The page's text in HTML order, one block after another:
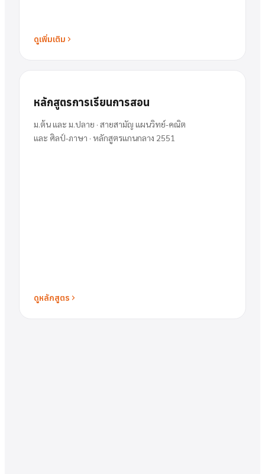
ดูเพิ่มเติม
หลักสูตรการเรียนการสอน
ม.ต้น และ ม.ปลาย · สายสามัญ แผนวิทย์-คณิต
และ ศิลป์-ภาษา · หลักสูตรแกนกลาง 2551
ดูหลักสูตร